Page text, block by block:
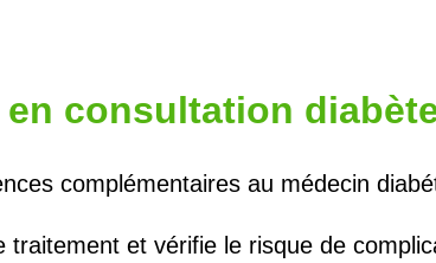
consultation diabète
complémentaires au médecin
et vérifie le risque de